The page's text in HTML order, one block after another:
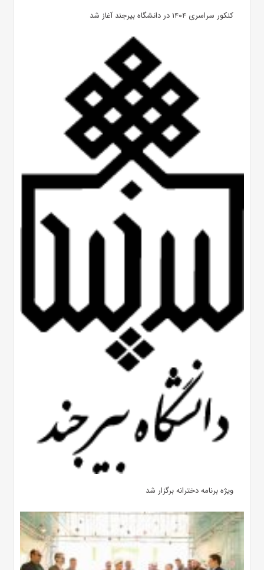
کنکور سراسری ۱۴۰۴ در دانشگاه بیرجند آغاز شد
ویژه برنامه دخترانه برگزار شد